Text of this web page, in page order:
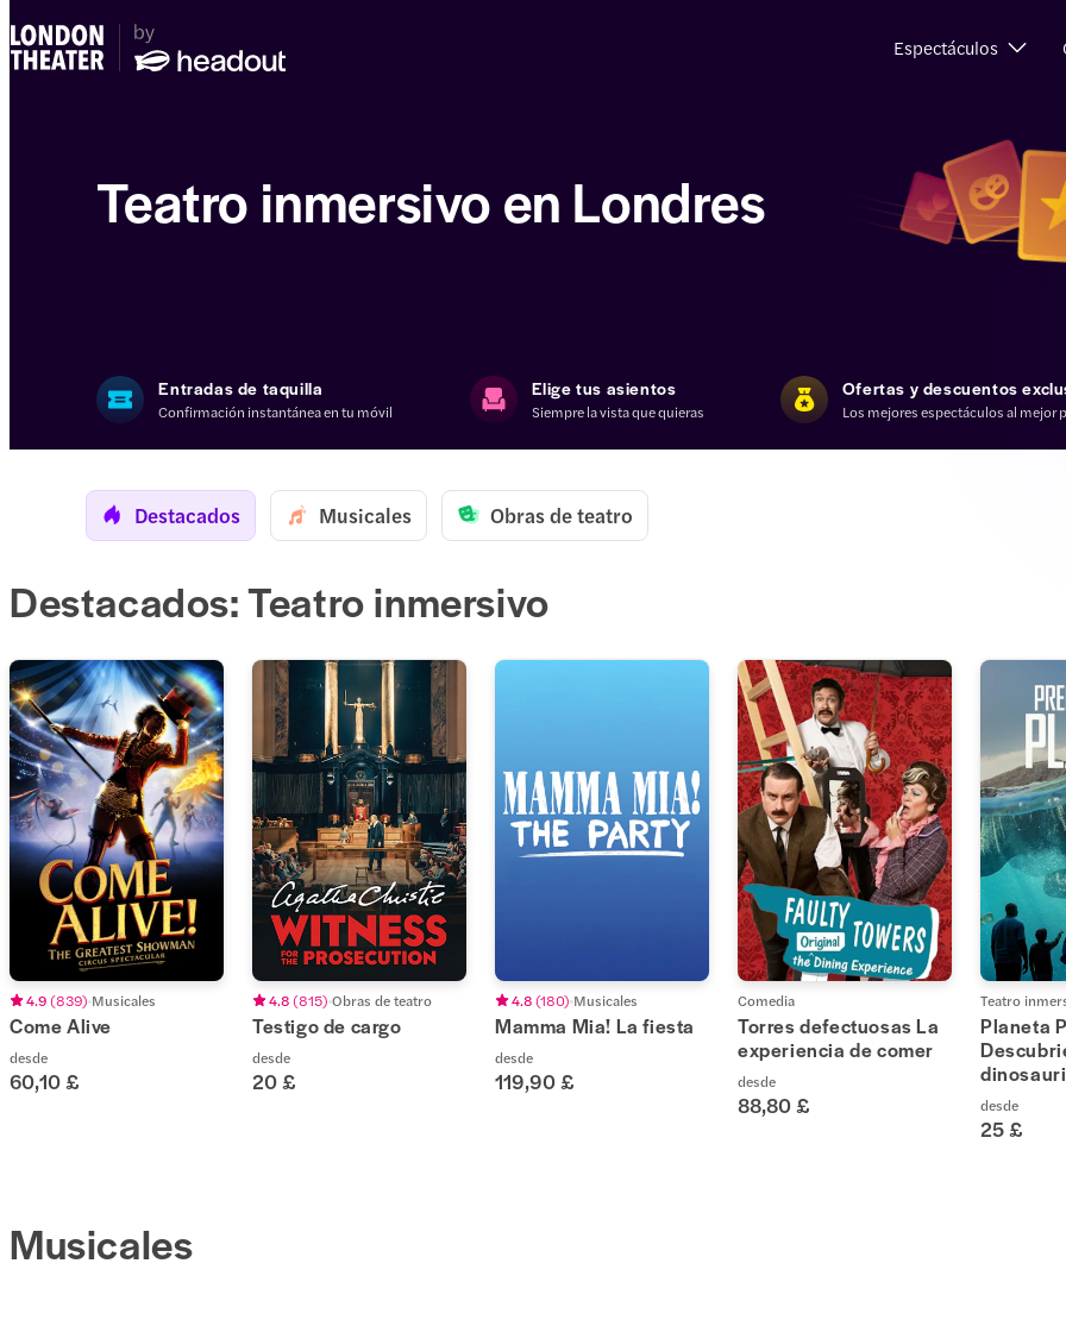
Espectáculos
Teatro inmersivo en Londres
Entradas de taquilla
Confirmación instantánea en tu móvil
Elige tus asientos
Siempre la vista que quieras
Ofertas y descuentos
Los mejores espectáculos al mejor
Destacados Musicales Obras de teatro
Destacados: Teatro inmersivo
4.9(839) Musicales
Come Alive
desde
60,10 £
4.8(815) Obras de teatro
Testigo de cargo
desde
20 £
4.8(180) Musicales
Mamma Mia! La fiesta
desde
119,90 £
Comedia
Torres defectuosas La
experiencia de comer
desde
88,80 £
Teatro
Planeta
desde
25 £
Musicales